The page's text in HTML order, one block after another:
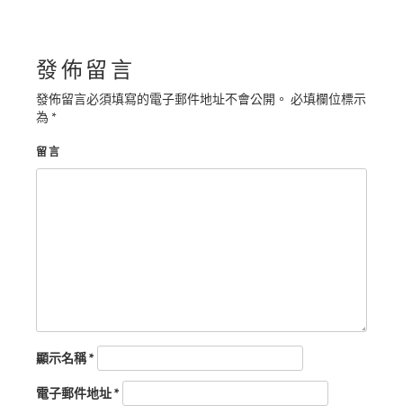
發佈留言
發佈留言必須填寫的電子郵件地址不會公開。 必填欄位標示
為 *
留言
顯示名稱*
電子郵件地址*